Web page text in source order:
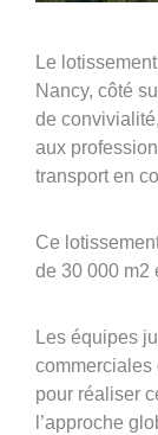
Avinim
03 29 29 09 97
Lundi au vendredi
Le
Nancy, côté
de
aux
transport en
Ce
de 30 000 m2
Les équipes
commerciales
pour réaliser
l’approche